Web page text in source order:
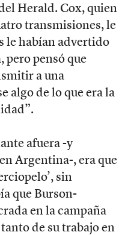
Herald. Cox, quien
transmisiones, le
le habían advertido
pero pensó que
a una
algo de lo que era la
afuera -y
Argentina-, era que
sin
que Burson-
en la campaña
de su trabajo en